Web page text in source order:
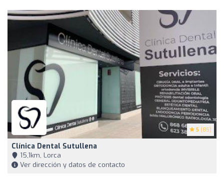
5 (85)
Clínica Dental Sutullena
15,1km, Lorca
Ver dirección y datos de contacto